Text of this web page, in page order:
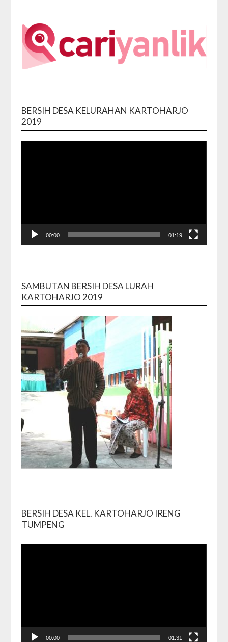
BERSIH DESA KELURAHAN KARTOHARJO
2019
00:00 01:19
SAMBUTAN BERSIH DESA LURAH
KARTOHARJO 2019
BERSIH DESA KEL. KARTOHARJO IRENG
TUMPENG
00:00 01:31